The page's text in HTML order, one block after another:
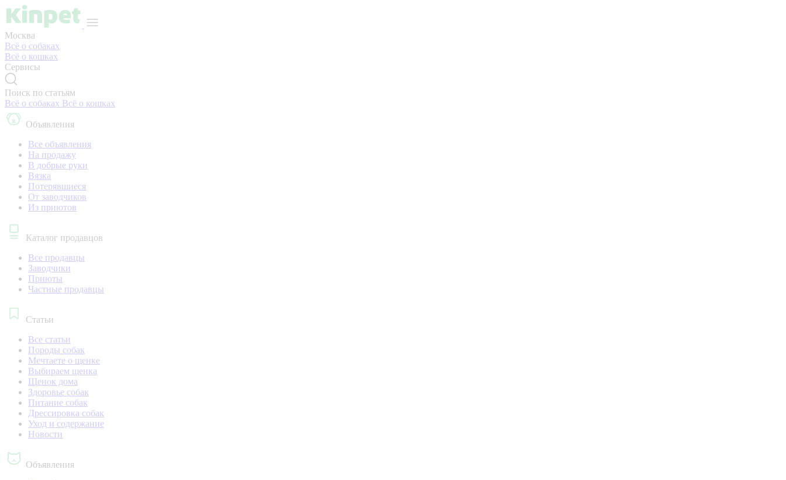
Москва
Всё о собаках
Всё о кошках
Сервисы
Поиск по статьям
Всё о собаках Всё о кошках
Объявления
Все объявления
На продажу
В добрые руки
Вязка
Потерявшиеся
От заводчиков
Из приютов
Каталог продавцов
Все продавцы
Заводчики
Приюты
Частные продавцы
Статьи
Все статьи
Породы собак
Мечтаете о щенке
Выбираем щенка
Щенок дома
Здоровье собак
Питание собак
Дрессировка собак
Уход и содержание
Новости
Объявления